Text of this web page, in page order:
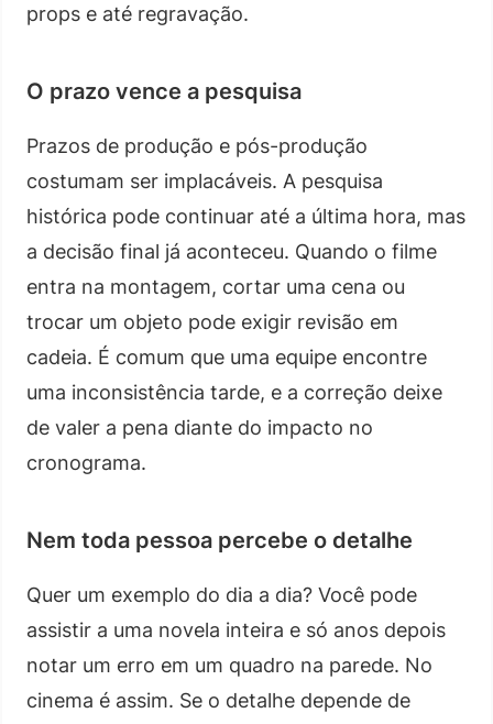
props e até regravação.
O prazo vence a pesquisa
Prazos de produção e pós-produção
costumam ser implacáveis. A pesquisa
histórica pode continuar até a última hora, mas
a decisão final já aconteceu. Quando o filme
entra na montagem, cortar uma cena ou
trocar um objeto pode exigir revisão em
cadeia. É comum que uma equipe encontre
uma inconsistência tarde, e a correção deixe
de valer a pena diante do impacto no
cronograma.
Nem toda pessoa percebe o detalhe
Quer um exemplo do dia a dia? Você pode
assistir a uma novela inteira e só anos depois
notar um erro em um quadro na parede. No
cinema é assim. Se o detalhe depende de